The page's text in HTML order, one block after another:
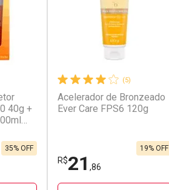
40g +
35% OFF
(5)
Acelerador de Bronzeado
Ever Care FPS6 120g
R$21 ,86
19% OFF